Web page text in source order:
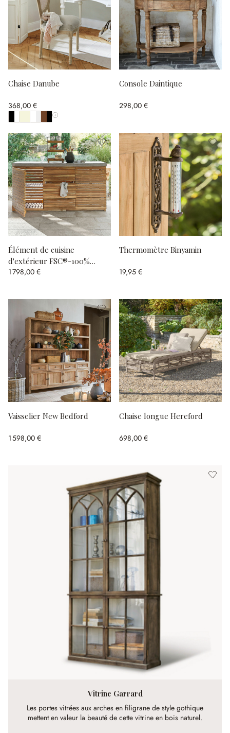
Chaise Danube
368,00 €
Afficher toutes les couleurs
Console Daintique
298,00 €
Élément de cuisine
d'extérieur FSC®-100%
Venzone
1 798,00 €
Thermomètre Binyamin
19,95 €
Vaisselier New Bedford
1 598,00 €
Vitrine Garrard
Les portes vitrées aux arches en filigrane de style gothique
mettent en valeur la beauté de cette vitrine en bois naturel.
Chaise longue Hereford
698,00 €